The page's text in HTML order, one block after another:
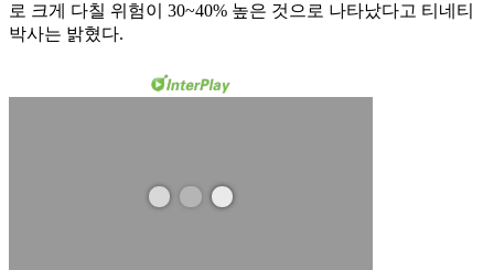
로 크게 다칠 위험이 30~40% 높은 것으로 나타났다고 티네티
박사는 밝혔다.